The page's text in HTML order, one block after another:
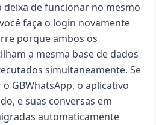
deixa de funcionar no mesmo
faça o login novamente
porque ambos os
a mesma base de dados
simultaneamente. Se
GBWhatsApp, o aplicativo
e suas conversas em
automaticamente